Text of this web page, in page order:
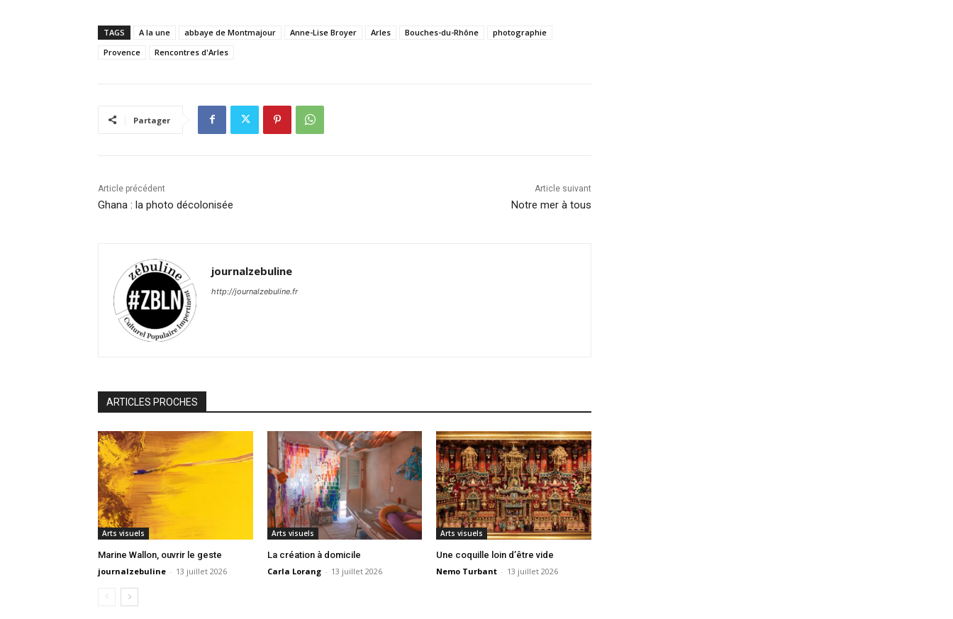
TAGS A la une abbaye de Montmajour Anne-Lise Broyer Arles Bouches-du-Rhône
photographie
Provence
Rencontres d'Arles
Partager
Article précédent
Ghana : la photo décolonisée
Article suivant
Notre mer à tous
journalzebuline
http://journalzebuline.fr
ARTICLES PROCHES
Arts visuels
Marine Wallon, ouvrir le geste
journalzebuline - 13 juillet 2026
Arts visuels
La création à domicile
Carla Lorang - 13 juillet 2026
Arts visuels
Une coquille loin d’être vide
Nemo Turbant - 13 juillet 2026